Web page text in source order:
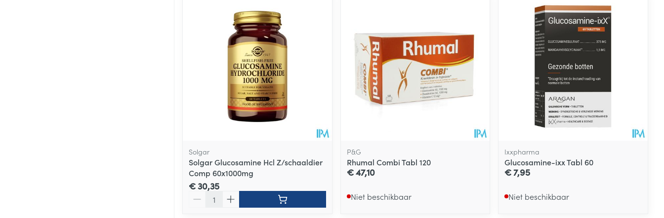
Solgar
Solgar Glucosamine Hcl Z/schaaldier
Comp 60x1000mg
€ 30,35
P&G
Rhumal Combi Tabl 120
€ 47,10
Niet beschikbaar
Ixxpharma
Glucosamine-ixx Tabl 60
€ 7,95
Niet beschikbaar